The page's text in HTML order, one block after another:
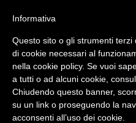
ONE DRINK
PUREE75
Informativa
Questo sito o gli strumenti
di cookie necessari al
nella cookie policy. Se vuoi
a tutti o ad alcuni cookie,
Chiudendo questo banner,
su un link o proseguendo la
acconsenti all’uso dei cookie.